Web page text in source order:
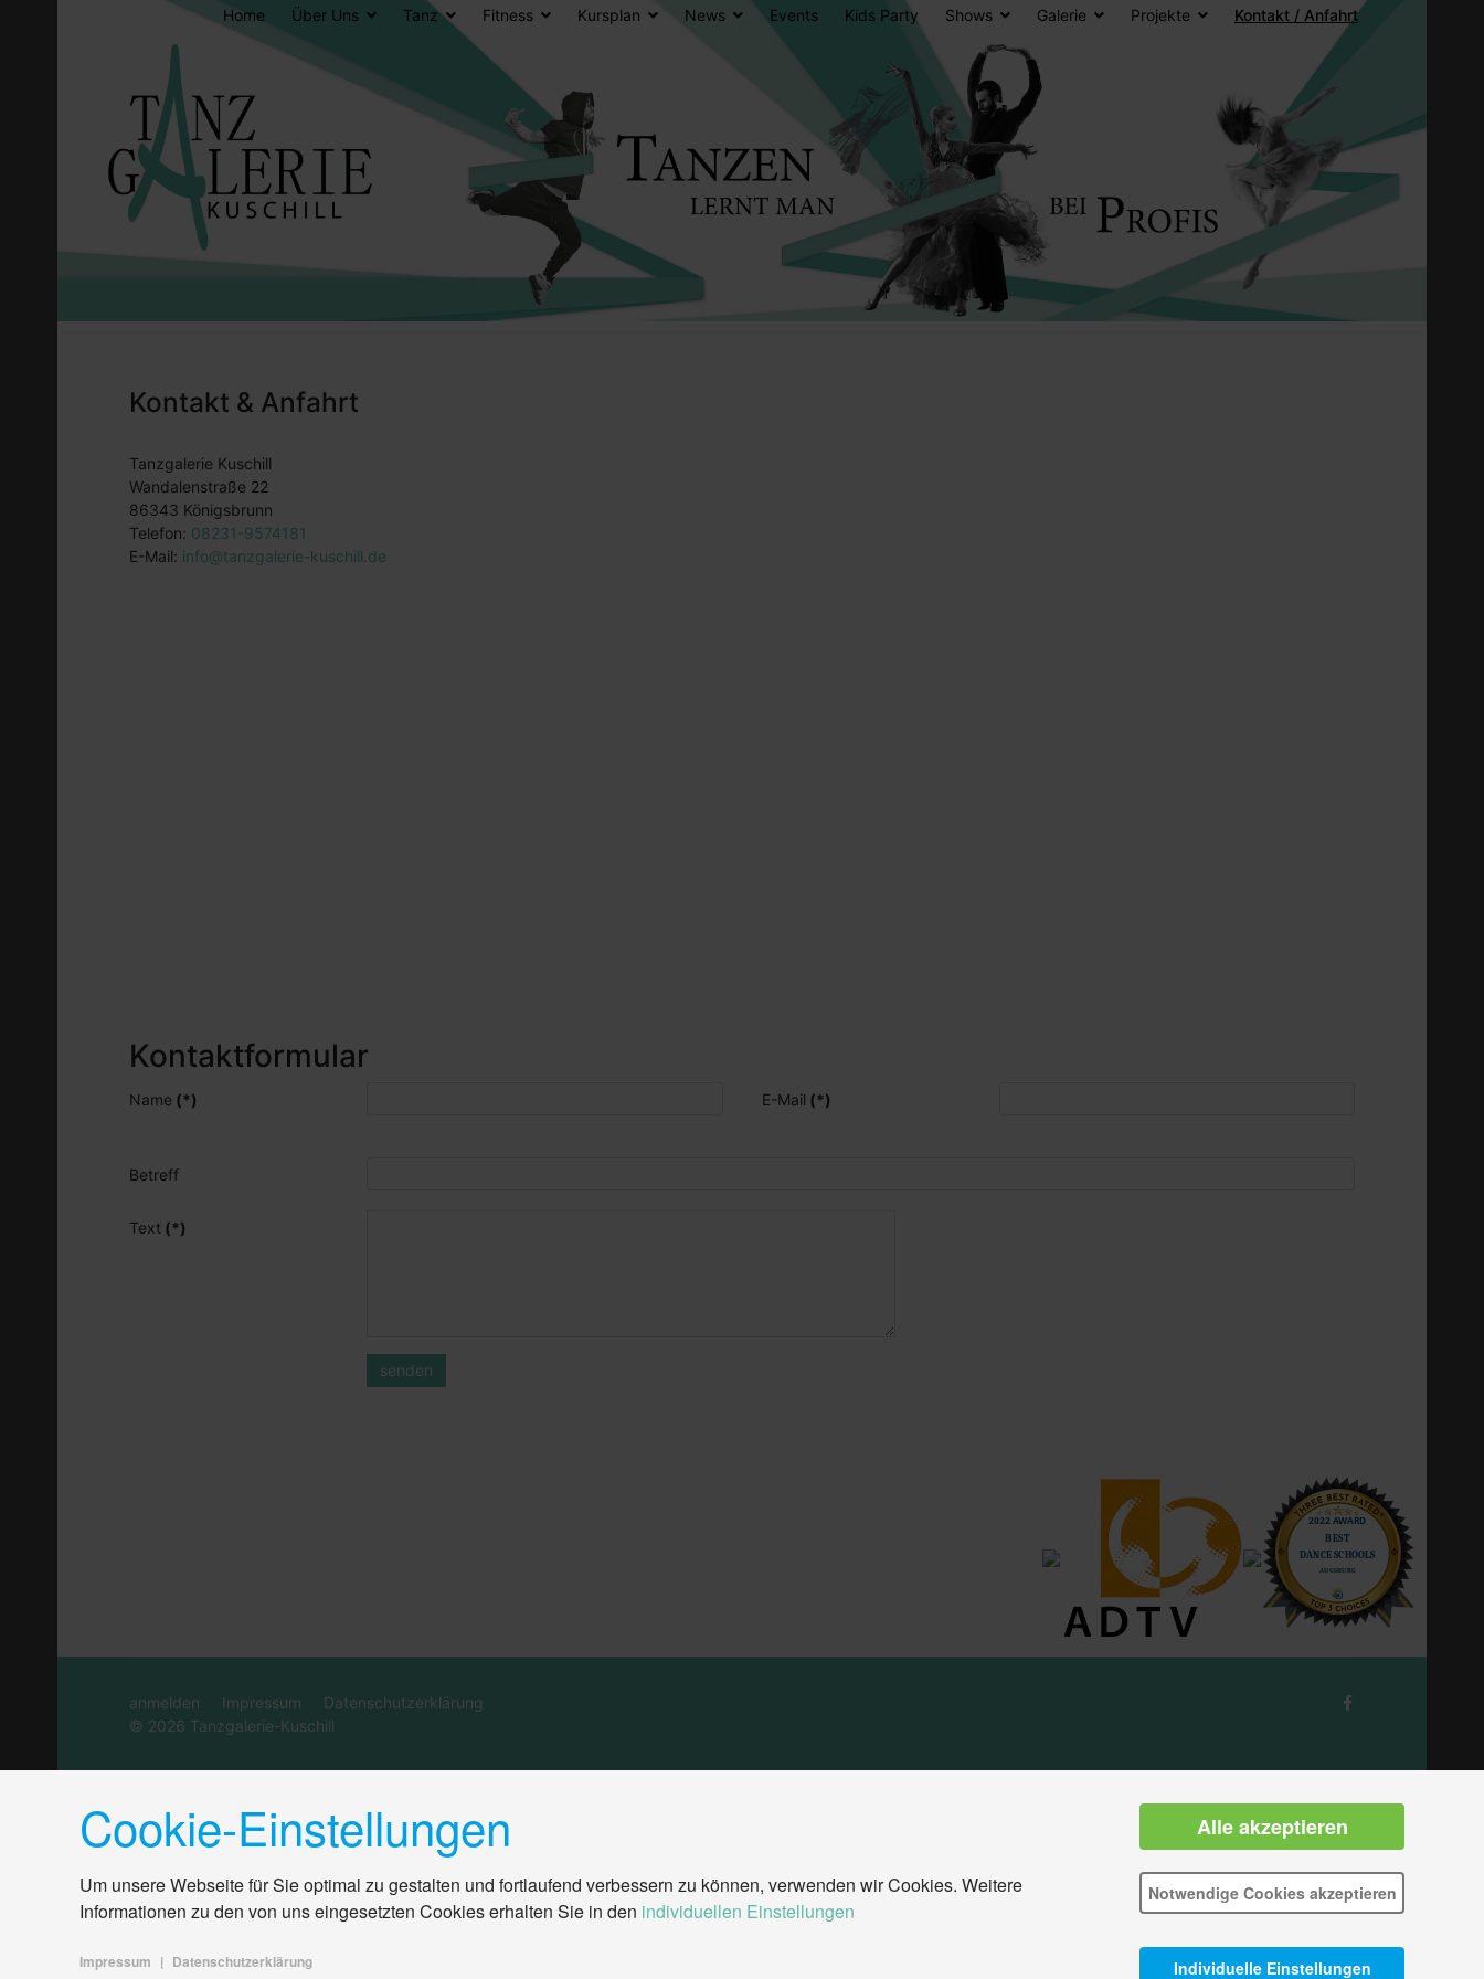
Home Über Uns Tanz Fitness Kursplan News Events Kids Party Shows Galerie Projekte Kontakt / Anfahrt
Kontakt & Anfahrt
Tanzgalerie Kuschill
Wandalenstraße 22
86343 Königsbrunn
Telefon: 08231-9574181
E-Mail: info@tanzgalerie-kuschill.de
Kontaktformular
Name (*) E-Mail (*)
Betreff
Text (*)
senden
anmelden Impressum
Datenschutzerklärung
© 2026 Tanzgalerie-Kuschill
Cookie-Einstellungen
Um unsere Webseite für Sie optimal zu gestalten und fortlaufend verbessern zu können, verwenden wir Cookies. Weitere
Informationen zu den von uns eingesetzten Cookies erhalten Sie in den individuellen Einstellungen
Alle akzeptieren
Notwendige Cookies akzeptieren
Impressum | Datenschutzerklärung Individuelle Einstellungen